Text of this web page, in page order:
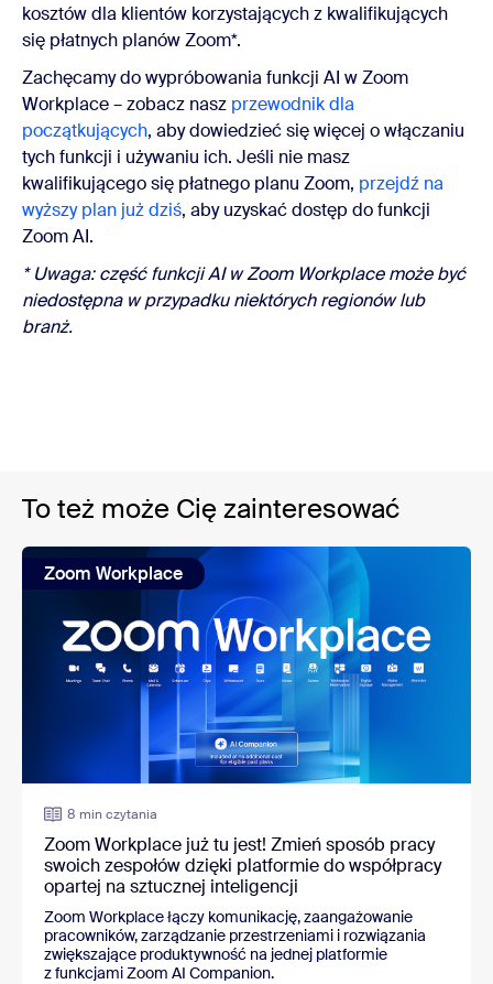
kosztów dla klientów korzystających z kwalifikujących
się płatnych planów Zoom*.
Zachęcamy do wypróbowania funkcji AI w Zoom
Workplace – zobacz nasz przewodnik dla
początkujących, aby dowiedzieć się więcej o włączaniu
tych funkcji i używaniu ich. Jeśli nie masz
kwalifikującego się płatnego planu Zoom, przejdź na
wyższy plan już dziś, aby uzyskać dostęp do funkcji
Zoom AI.
* Uwaga: część funkcji AI w Zoom Workplace może być
niedostępna w przypadku niektórych regionów lub
branż.
To też może Cię zainteresować
Zoom Workplace
8 min czytania
Zoom Workplace już tu jest! Zmień sposób pracy
swoich zespołów dzięki platformie do współpracy
opartej na sztucznej inteligencji
Zoom Workplace łączy komunikację, zaangażowanie
pracowników, zarządzanie przestrzeniami i rozwiązania
zwiększające produktywność na jednej platformie
z funkcjami Zoom AI Companion.